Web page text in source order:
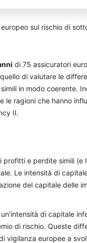
sul rischio di
di 75 assicuratori
di valutare le
in modo coerente.
le ragioni che hanno
II.
profitti e perdite simili (e
Le intensità di
del capitale delle
di capitale
di rischio. Queste
vigilanza europee a